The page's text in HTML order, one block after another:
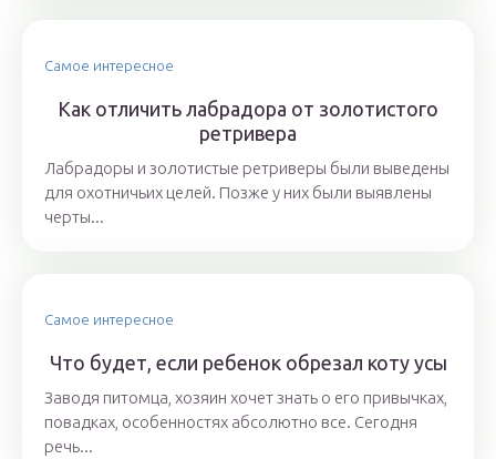
Самое интересное
Как отличить лабрадора от золотистого
ретривера
Лабрадоры и золотистые ретриверы были выведены
для охотничьих целей. Позже у них были выявлены
черты...
Самое интересное
Что будет, если ребенок обрезал коту усы
Заводя питомца, хозяин хочет знать о его привычках,
повадках, особенностях абсолютно все. Сегодня
речь...